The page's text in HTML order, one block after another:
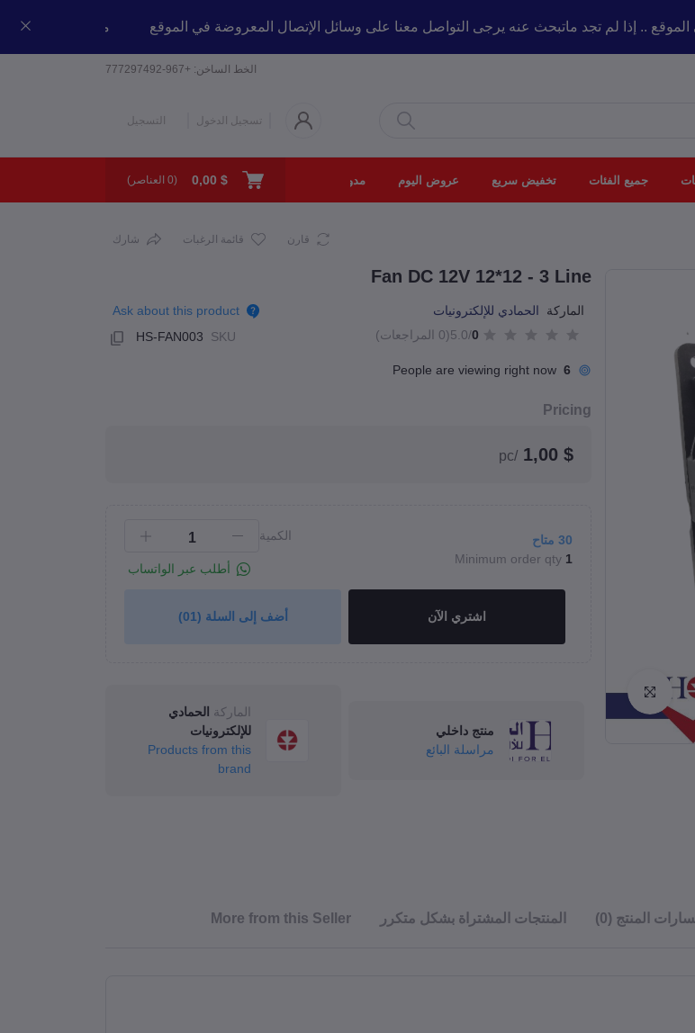
في الموقع .. إذا لم تجد ماتبحث عنه يرجى التواصل معنا على وسائل الإتصال المعروضة في الموقع مرحبا بكم
الخط الساخن: +967-777297492
تسجيل الدخول التسجيل
جميع الفئات تخفيض سريع عروض اليوم مدونة الإتصال بنا
$ 0,00
(
0 العناصر)
Click to Enlarge
قارن قائمة الرغبات شارك
Fan DC 12V 12*12 - 3 Line
الماركة الحمادي للإلكترونيات
Ask about this product
0
/5.0 (0 المراجعات) SKU
HS-FAN003
6
People are viewing right now
Pricing
$ 1,00
/pc
30 متاح
Minimum order qty 1
الكمية
أطلب عبر الواتساب
اشتري الآن أضف إلى السلة (01)
منتج داخلي
مراسلة البائع
الماركة الحمادي
للإلكترونيات
Products from this
brand
المنتج (0) المنتجات المشتراة بشكل متكرر More from this Seller